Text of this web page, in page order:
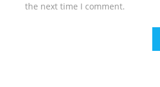
the next time I comment.